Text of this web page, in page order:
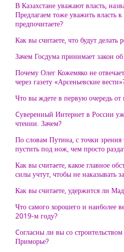
В Казахстане уважают власть,
Предлагаем тоже уважить власть
предпочитаете?
Как вы считаете, что будут делать
Зачем Госдума принимает закон
Почему Олег Кожемяко не
через газету «Арсеньевские
Что вы ждете в первую очередь
Cуверенный Интернет в России
чтении. Зачем?
По словам Путина, с точки
пустить под нож, чем просто
Как вы считаете, какое главное
силы учтут, чтобы не наказывать
Как вы считаете, удержится ли
Что самого хорошего и наиболее
2019-м году?
Cогласны ли вы со
Приморье?